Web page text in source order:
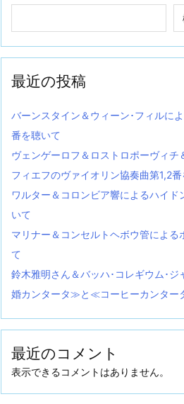
最近の投稿
バーンスタイン＆ウィーン･フィルに
番を聴いて
ヴェンゲーロフ＆ロストロポーヴィチ
フィエフのヴァイオリン協奏曲第1,2番
ワルター＆コロンビア響によるハ
いて
マリナー＆コンセルトヘボウ管によ
て
鈴木雅明さん＆バッハ･コレギウム･
婚カンタータ≫と≪コーヒーカンター
最近のコメント
表示できるコメントはありません。